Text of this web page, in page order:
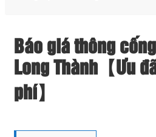
Báo giá thông
Long Thành【Ưu
phí】